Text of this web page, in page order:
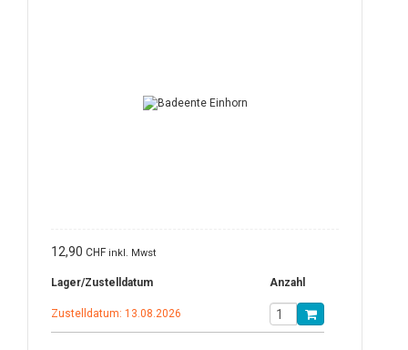
12,90 CHF inkl. Mwst
Lager/Zustelldatum Anzahl
Zustelldatum: 13.08.2026